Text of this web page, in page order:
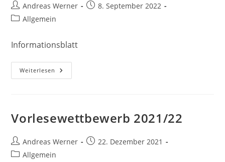
Beitrags-
Autor:
Andreas Werner
Beitrag8. September 2022
Beitrags-
Allgemein
Informationsblatt
Weiterlesen Aktuelle
Corona-
Vorlesewettbewerb 2021/22
Beitrags-
Autor:
Andreas Werner
Beitrag22. Dezember 2021
Beitrags-
Allgemein